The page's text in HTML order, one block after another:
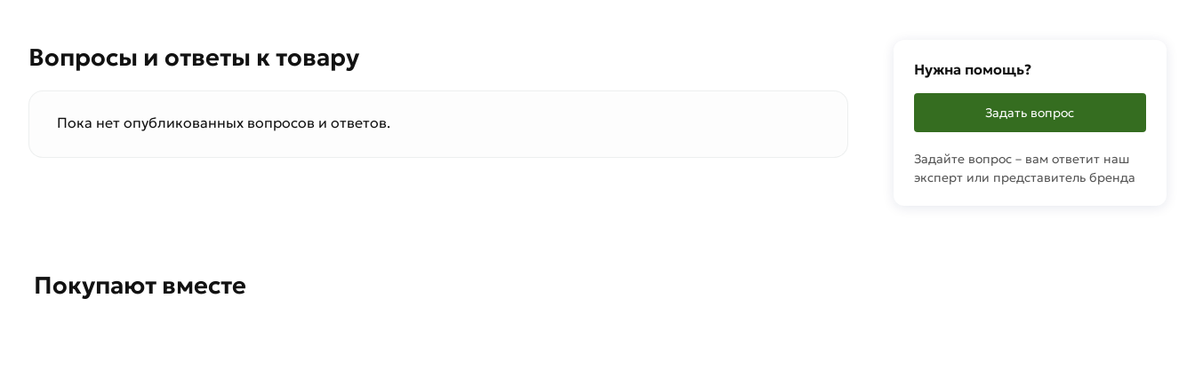
Вопросы и ответы к товару
Пока нет опубликованных вопросов и ответов.
Нужна помощь?
Задать вопрос
Задайте вопрос – вам ответит наш
эксперт или представитель бренда
Покупают вместе